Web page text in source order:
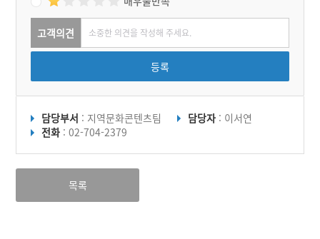
고객의견
등록
담당부서 : 지역문화콘텐츠팀 담당자 : 이서연
전화 : 02-704-2379
목록